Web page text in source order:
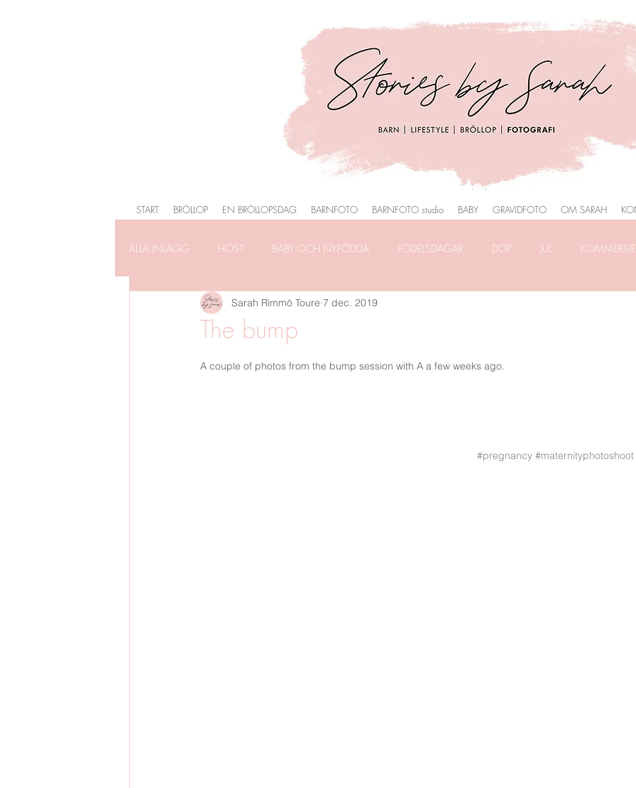
ALLA INLÄGG HÖST BABY OCH NYFÖDDA FÖDELSDAGAR DOP JUL
FÖRLOVNING FAMILJEFOTOGRAFERING
BARNFOTO GRAVIDFOTO MGF UTOMHUSFOTO PORTRÄTT
The bump
Sarah Rimmö Toure 7 dec. 2019
A couple of photos from the bump session with A a few weeks ago.
#pregnancy #maternityphotoshoot
START BRÖLLOP EN BRÖLLOPSDAG BARNFOTO BARNFOTO studio BABY GRAVIDFOTO OM SARAH